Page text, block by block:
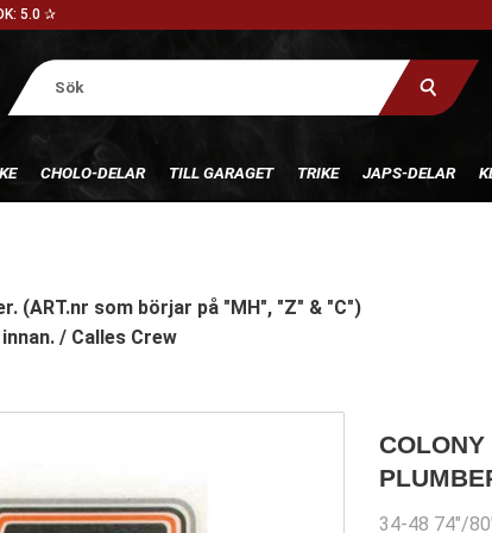
5.0 ✰
CHOLO-DELAR TILL GARAGET TRIKE JAPS-DELAR
(ART.nr som börjar på "MH", "Z" & "C")
/ Calles Crew
34-48 74"/